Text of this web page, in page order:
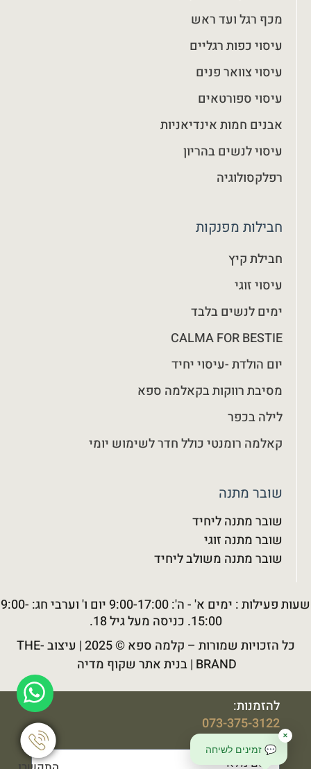
מכף רגל ועד ראש
עיסוי כפות רגליים
עיסוי צוואר פנים
עיסוי ספורטאים
אבנים חמות אינדיאניות
עיסוי לנשים בהריון
רפלקסולוגיה
חבילות מפנקות
חבילת קיץ
עיסוי זוגי
ימים לנשים בלבד
CALMA FOR BESTIE
יום הולדת -עיסוי יחיד
מסיבת רווקות בקאלמה ספא
לילה בכפר
קאלמה רומנטי כולל חדר לשימוש יומי
שובר מתנה
שובר מתנה ליחיד
שובר מתנה זוגי
שובר מתנה משולב ליחיד
שעות פעילות : ימים א' - ה': 9:00-17:00 יום ו' וערבי חג: 9:00-
15:00. כניסה מעל גיל 18.
כל הזכויות שמורות – קלמה ספא© 2025 |
עיצוב THE-
BRAND
|בנית אתר שקוף מדיה
להזמנות:
073-375-3122
או שילחו:
💬 זמינים לשיחה
✕